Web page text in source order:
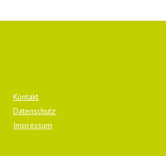
Kontakt
Datenschutz
Impressum